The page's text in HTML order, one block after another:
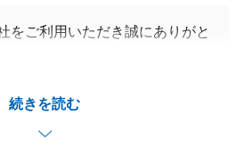
続きを読む
をご利用いただき誠にありがと
。
らどうぞよろしくお願いいたし